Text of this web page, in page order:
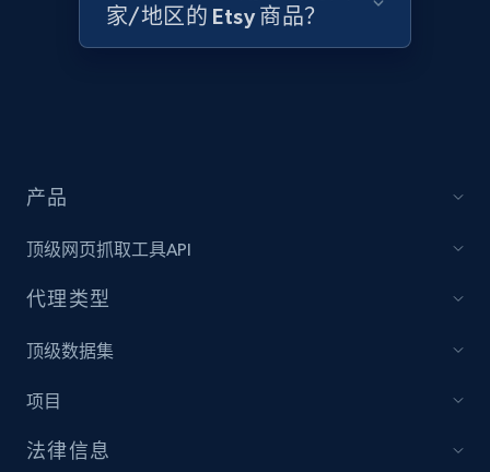
Amazon products global dataset - Collects
products by best sellers category URL
Title, Seller name, Brand, Description, Initial
more.
2.1K+
Amazon products global dataset - Collect
家/地区的 Etsy 商品？
产品
顶级网页抓取工具API
代理类型
顶级数据集
项目
法律信息